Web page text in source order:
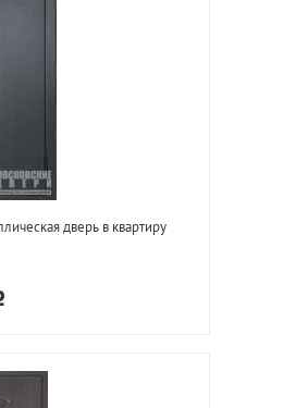
дверь в квартиру